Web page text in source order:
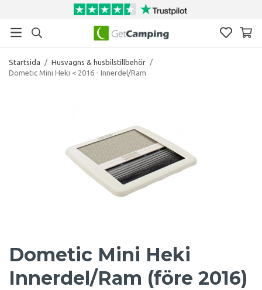
Startsida / Husvagns & husbilstillbehör /
Dometic Mini Heki < 2016 - Innerdel/Ram
Dometic Mini Heki
Innerdel/Ram (före 2016)